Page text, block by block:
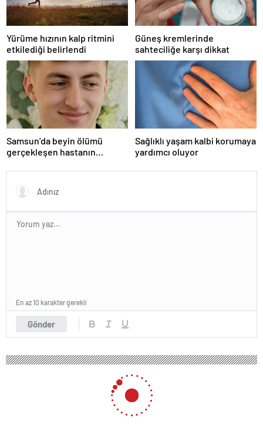
Yürüme hızının kalp ritmini
etkilediği belirlendi
Güneş kremlerinde
sahteciliğe karşı dikkat
Samsun’da beyin ölümü
gerçekleşen hastanın
Sağlıklı yaşam kalbi korumaya
yardımcı oluyor
Gönder
En az 10 karakter gerekli